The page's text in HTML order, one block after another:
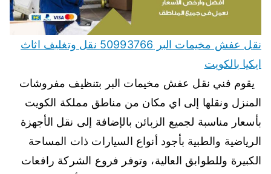
نقل عفش مخيمات البر 50993766 نقل وتغليف اثاث
ايكيا بالكويت
يقوم فني نقل عفش مخيمات البر بتنظيف مفروشات
المنزل ونقلها إلى اي مكان من مناطق مملكة الكويت
بأسعار مناسبة لجميع الزبائن بالإضافة إلى نقل الأجهزة
الرياضية والطبية بأجود أنواع السيارات ذات المساحة
الكبيرة وللطوابق العالية، وتوفر فروع الشركة رافعات